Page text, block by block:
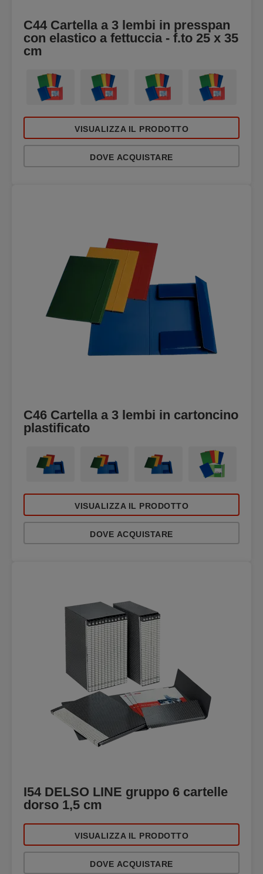
C44 Cartella a 3 lembi in presspan
con elastico a fettuccia - f.to 25 x 35
cm
VISUALIZZA IL PRODOTTO
DOVE ACQUISTARE
C46 Cartella a 3 lembi in cartoncino
plastificato
VISUALIZZA IL PRODOTTO
DOVE ACQUISTARE
I54 DELSO LINE gruppo 6 cartelle
dorso 1,5 cm
VISUALIZZA IL PRODOTTO
DOVE ACQUISTARE